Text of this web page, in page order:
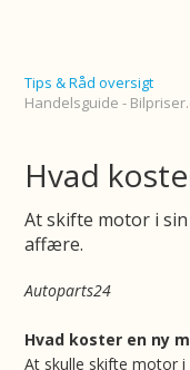
Tips & Råd oversigt
Handelsguide -
Hvad
At skifte motor i
affære.
Autoparts24
Hvad koster en ny
At skulle skifte motor